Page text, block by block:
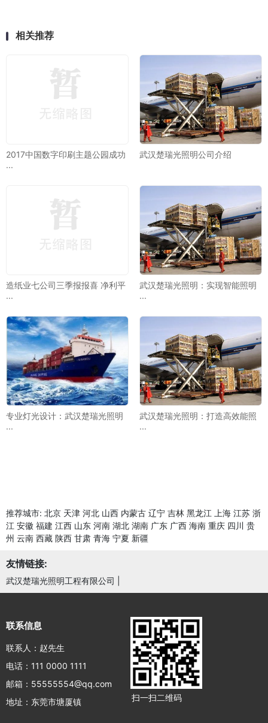
相关推荐
2017中国数字印刷主题公园成功
···
武汉楚瑞光照明公司介绍
造纸业七公司三季报报喜 净利平
···
武汉楚瑞光照明：实现智能照明
···
专业灯光设计：武汉楚瑞光照明
···
武汉楚瑞光照明：打造高效能照
···
推荐城市: 北京 天津 河北 山西 内蒙古 辽宁 吉林 黑龙江 上海 江苏 浙
江 安徽 福建 江西 山东 河南 湖北 湖南 广东 广西 海南 重庆 四川 贵
州 云南 西藏 陕西 甘肃 青海 宁夏 新疆
友情链接:
武汉楚瑞光照明工程有限公司
联系信息
联系人：赵先生
电话：111 0000 1111
邮箱：55555554@qq.com
地址：东莞市塘厦镇
扫一扫二维码